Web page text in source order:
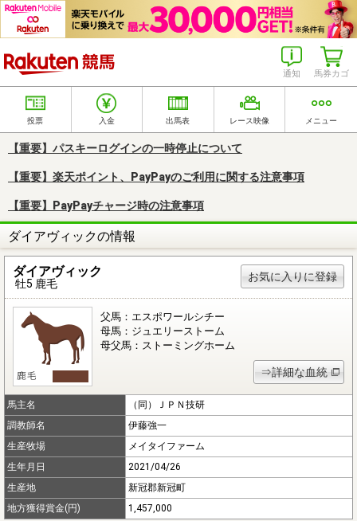
馬券カゴ
通知
投票 入金 出馬表 レース映像 メニュー
【重要】パスキーログインの一時停止について
【重要】楽天ポイント、PayPayのご利用に関する注意事項
【重要】PayPayチャージ時の注意事項
ダイアヴィックの情報
ダイアヴィック
牡5 鹿毛
お気に入りに登録
父馬：エスポワールシチー
母馬：ジュエリーストーム
母父馬：ストーミングホーム
⇒詳細な血統
馬主名
（同）ＪＰＮ技研
調教師名
伊藤強一
生産牧場
メイタイファーム
生年月日
2021/04/26
生産地
新冠郡新冠町
地方獲得賞金(円)
1,457,000